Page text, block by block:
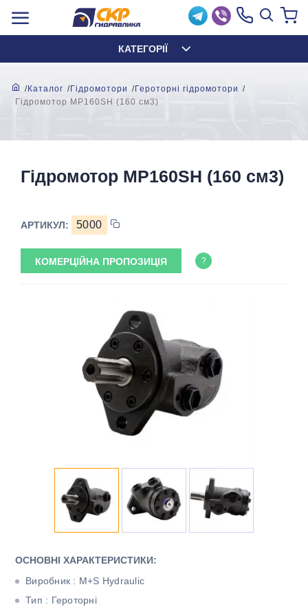
КАТЕГОРІЇ
Каталог Гідромотори
Героторні гідромотори
Гідромотор MР160SH (160 см3)
Гідромотор MР160SH (160 см3)
АРТИКУЛ: 5000
КОМЕРЦІЙНА ПРОПОЗИЦІЯ ?
ОСНОВНІ ХАРАКТЕРИСТИКИ:
Виробник : M+S Hydraulic
Тип : Героторні